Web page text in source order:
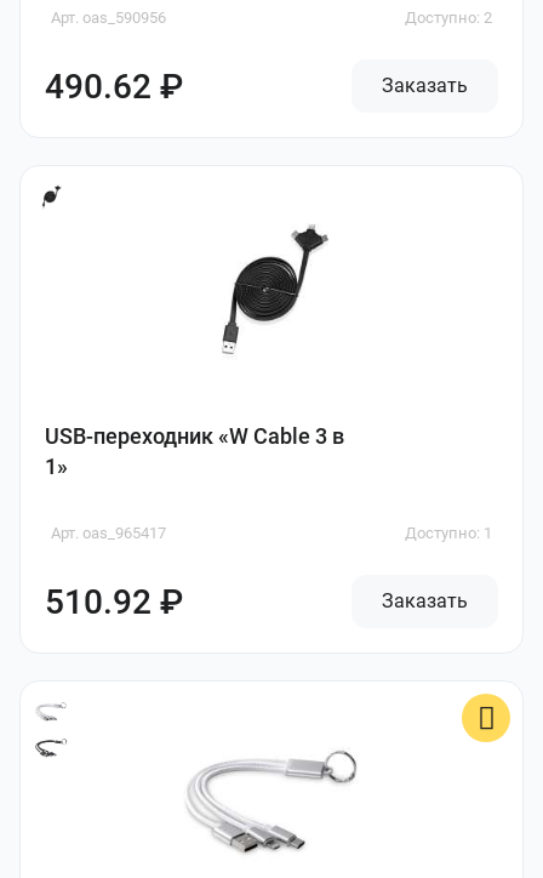
Арт. oas_590956 Доступно: 2
490.62 ₽ Заказать
USB-переходник «W Cable 3 в
1»
Арт. oas_965417 Доступно: 1
510.92 ₽ Заказать